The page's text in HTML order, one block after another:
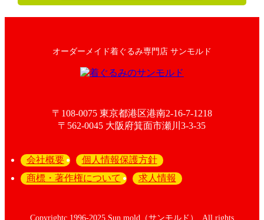
オーダーメイド着ぐるみ専門店 サンモルド
〒108-0075 東京都港区港南2-16-7-1218
〒562-0045 大阪府箕面市瀬川3-3-35
会社概要
個人情報保護方針
商標・著作権について
求人情報
Copyrightc 1996-2025 Sun.mold（サンモルド）. All rights